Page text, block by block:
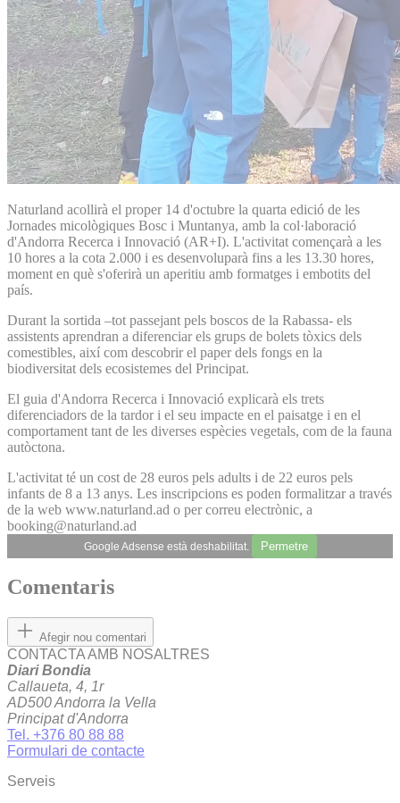
Naturland acollirà el proper 14 d'octubre la quarta edició de les
Jornades micològiques Bosc i Muntanya, amb la col·laboració
d'Andorra Recerca i Innovació (AR+I). L'activitat començarà a les
10 hores a la cota 2.000 i es desenvoluparà fins a les 13.30 hores,
moment en què s'oferirà un aperitiu amb formatges i embotits del
país.
Durant la sortida –tot passejant pels boscos de la Rabassa- els
assistents aprendran a diferenciar els grups de bolets tòxics dels
comestibles, així com descobrir el paper dels fongs en la
biodiversitat dels ecosistemes del Principat.
El guia d'Andorra Recerca i Innovació explicarà els trets
diferenciadors de la tardor i el seu impacte en el paisatge i en el
comportament tant de les diverses espècies vegetals, com de la fauna
autòctona.
L'activitat té un cost de 28 euros pels adults i de 22 euros pels
infants de 8 a 13 anys. Les inscripcions es poden formalitzar a través
de la web www.naturland.ad o per correu electrònic, a
booking@naturland.ad
Google Adsense està deshabilitat. Permetre
Comentaris
Afegir nou comentari
CONTACTA AMB NOSALTRES
Diari Bondia
Callaueta, 4, 1r
AD500 Andorra la Vella
Principat d'Andorra
Tel. +376 80 88 88
Formulari de contacte
Serveis